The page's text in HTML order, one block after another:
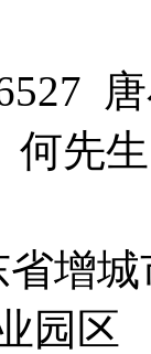
何先生
增
园区